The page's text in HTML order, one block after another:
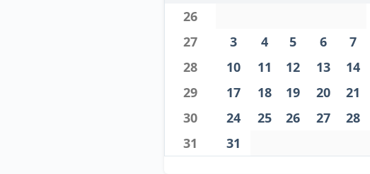
26
27
3 4 5 6 7
28
10 11 12 13 14
29
17 18 19 20 21
30
24 25 26 27 28
31
31